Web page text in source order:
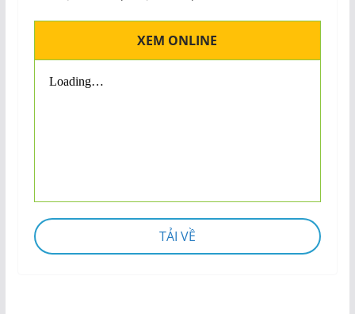
XEM ONLINE
TẢI VỀ